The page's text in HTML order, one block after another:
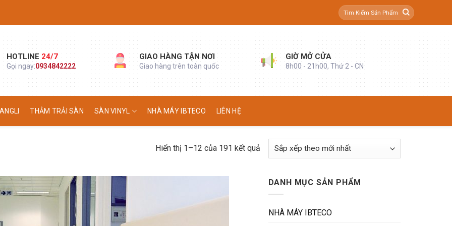
Tìm
kiếm:
HOTLINE24/7
Gọi ngay:0934842222
GIAO HÀNG TẬN NƠI
Giao hàng trên toàn quốc
GIỜ MỞ CỬA
8h00 - 21h00, Thứ 2 - CN
THẢM TRẢI SÀN SÀN VINYL NHÀ MÁY IBTECO LIÊN HỆ
Hiển thị 1–12 của 191 kết quảĐã
sắp
theo
mới
nhất
DANH MỤC SẢN PHẨM
NHÀ MÁY IBTECO